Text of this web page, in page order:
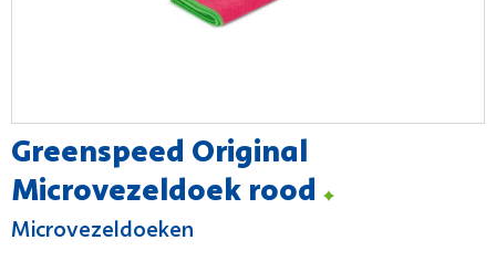
Greenspeed Original
Microvezeldoek rood
Microvezeldoeken